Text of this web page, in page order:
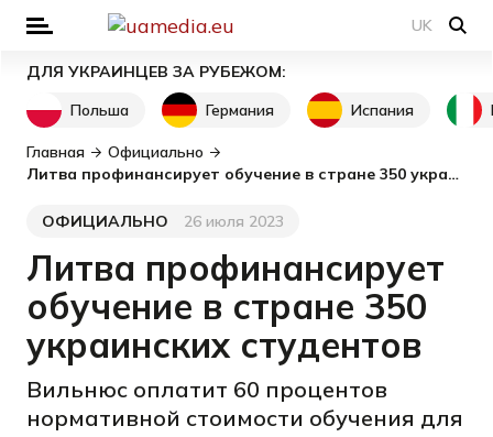
UK
ДЛЯ УКРАИНЦЕВ ЗА РУБЕЖОМ:
Польша
Германия Испания
Главная
Официально
Литва профинансирует обучение в стране 350 украинских студентов
Категория
ОФИЦИАЛЬНО
Дата публикации26 июля 2023
Литва профинансирует
обучение в стране 350
украинских студентов
Вильнюс оплатит 60 процентов
нормативной стоимости обучения для